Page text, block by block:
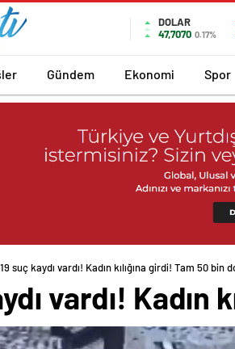
DOLAR
47,7070 0.17%
Gündem Ekonomi Spor
suç kaydı vardı! Kadın kılığına girdi! Tam 50 bin
vardı!